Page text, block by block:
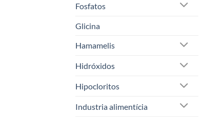
Fosfatos
Glicina
Hamamelis
Hidróxidos
Hipocloritos
Industria alimentícia